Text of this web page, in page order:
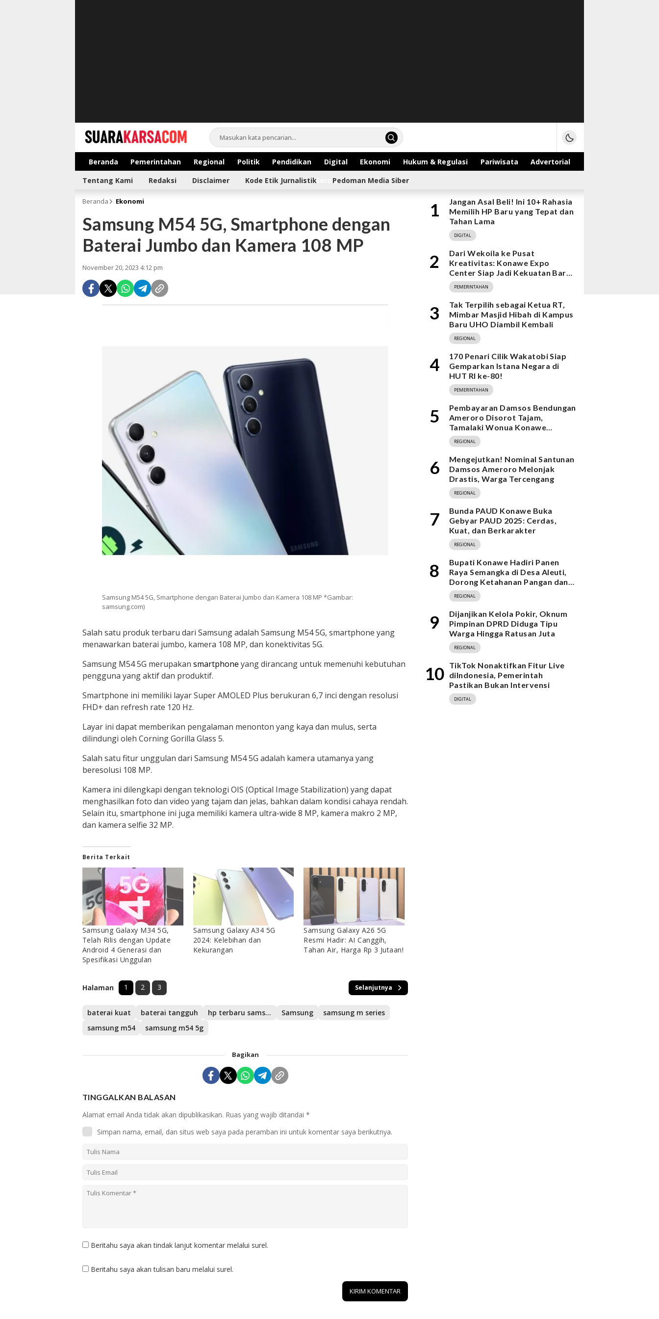
suarakarsa.com
Informasi terpercaya
Beranda Pemerintahan Regional Politik Pendidikan Digital Ekonomi Hukum & Regulasi Pariwisata
Advertorial
Sorotan
Tentang Kami Redaksi Disclaimer Kode Etik Jurnalistik Pedoman Media Siber
Beranda Ekonomi
Samsung M54 5G, Smartphone dengan
Baterai Jumbo dan Kamera 108 MP
November 20, 2023 4:12 pm
Samsung M54 5G, Smartphone dengan Baterai Jumbo dan Kamera 108 MP *Gambar:
samsung.com)
Salah satu produk terbaru dari Samsung adalah Samsung M54 5G, smartphone yang
menawarkan baterai jumbo, kamera 108 MP, dan konektivitas 5G.
Samsung M54 5G merupakan smartphone yang dirancang untuk memenuhi kebutuhan
pengguna yang aktif dan produktif.
Smartphone ini memiliki layar Super AMOLED Plus berukuran 6,7 inci dengan resolusi
FHD+ dan refresh rate 120 Hz.
Layar ini dapat memberikan pengalaman menonton yang kaya dan mulus, serta
dilindungi oleh Corning Gorilla Glass 5.
Salah satu fitur unggulan dari Samsung M54 5G adalah kamera utamanya yang
beresolusi 108 MP.
Kamera ini dilengkapi dengan teknologi OIS (Optical Image Stabilization) yang dapat
menghasilkan foto dan video yang tajam dan jelas, bahkan dalam kondisi cahaya rendah.
Selain itu, smartphone ini juga memiliki kamera ultra-wide 8 MP, kamera makro 2 MP,
dan kamera selfie 32 MP.
Berita Terkait
Samsung Galaxy M34 5G,
Telah Rilis dengan Update
Android 4 Generasi dan
Spesifikasi Unggulan
Samsung Galaxy A34 5G
2024: Kelebihan dan
Kekurangan
Samsung Galaxy A26 5G
Resmi Hadir: AI Canggih,
Tahan Air, Harga Rp 3 Jutaan!
Halaman 1 2 3 Selanjutnya
baterai kuat baterai tangguh hp terbaru samsung Samsung
samsung m series
samsung m54
samsung m54 5g
Bagikan
TINGGALKAN BALASAN
Alamat email Anda tidak akan dipublikasikan. Ruas yang wajib ditandai *
Simpan nama, email, dan situs web saya pada peramban ini untuk komentar saya berikutnya.
Beritahu saya akan tindak lanjut komentar melalui surel.
Beritahu saya akan tulisan baru melalui surel.
1
Jangan Asal Beli! Ini 10+ Rahasia
Memilih HP Baru yang Tepat dan
Tahan Lama
DIGITAL
2
Dari Wekoila ke Pusat
Kreativitas: Konawe Expo
Center Siap Jadi Kekuatan Baru
Ekonomi
PEMERINTAHAN
3
Tak Terpilih sebagai Ketua RT,
Mimbar Masjid Hibah di Kampus
Baru UHO Diambil Kembali
REGIONAL
4
170 Penari Cilik Wakatobi Siap
Gemparkan Istana Negara di
HUT RI ke-80!
PEMERINTAHAN
5
Pembayaran Damsos Bendungan
Ameroro Disorot Tajam,
Tamalaki Wonua Konawe
Ungkap Dugaan Ketidakberesan
REGIONAL
6
Mengejutkan! Nominal Santunan
Damsos Ameroro Melonjak
Drastis, Warga Tercengang
REGIONAL
7
Bunda PAUD Konawe Buka
Gebyar PAUD 2025: Cerdas,
Kuat, dan Berkarakter
REGIONAL
8
Bupati Konawe Hadiri Panen
Raya Semangka di Desa Aleuti,
Dorong Ketahanan Pangan dan
Program MBG
REGIONAL
9
Dijanjikan Kelola Pokir, Oknum
Pimpinan DPRD Diduga Tipu
Warga Hingga Ratusan Juta
REGIONAL
10 TikTok Nonaktifkan Fitur Live
diIndonesia, Pemerintah
Pastikan Bukan Intervensi
DIGITAL